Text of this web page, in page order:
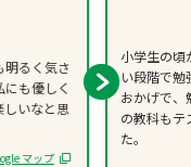
明るく気さ
も優しく
いなと思
マップ
小学生の頃
い段階で
おかげで、
の教科もテ
た。